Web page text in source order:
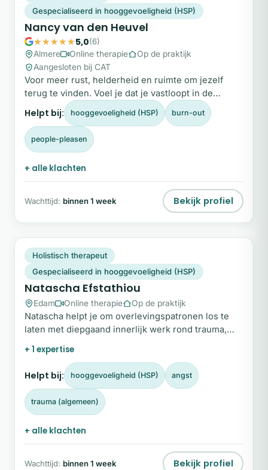
Gespecialiseerd in hooggevoeligheid (HSP)
Nancy van den Heuvel
5,0(6)
Almere
Online therapie
Op de praktijk
Aangesloten bij CAT
Voor meer rust, helderheid en ruimte om jezelf
terug te vinden. Voel je dat je vastloopt in de
hectiek van werk en leven?
Helpt bij: hooggevoeligheid (HSP) burn-out
people-pleasen
+ alle klachten
Wachttijd: binnen 1 week Bekijk profiel
Snel beschikbaar
Holistisch therapeut
Gespecialiseerd in hooggevoeligheid (HSP)
Natascha Efstathiou
Edam Online therapie Op de praktijk
Natascha helpt je om overlevingspatronen los te
laten met diepgaand innerlijk werk rond trauma,
relaties en persoonlijke groei. Meer dan twintig jaar
ervaring.
+ 1 expertise
Helpt bij: hooggevoeligheid (HSP) angst
trauma (algemeen)
+ alle klachten
Wachttijd: binnen 1 week Bekijk profiel